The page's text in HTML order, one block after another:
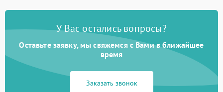
У Вас остались вопросы?
Оставьте заявку, мы свяжемся с Вами в ближайшее
время
Заказать звонок